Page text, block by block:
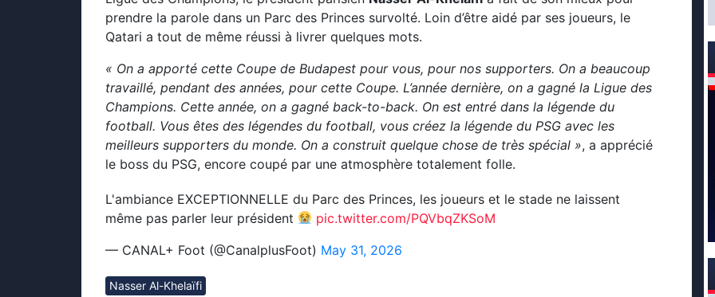
prendre la parole dans un Parc des Princes survolté. Loin d’être aidé par ses joueurs, le
Qatari a tout de même réussi à livrer quelques mots.
« On a apporté cette Coupe de Budapest pour vous, pour nos supporters. On a beaucoup
travaillé, pendant des années, pour cette Coupe. L’année dernière, on a gagné la Ligue des
Champions. Cette année, on a gagné back-to-back. On est entré dans la légende du
football. Vous êtes des légendes du football, vous créez la légende du PSG avec les
meilleurs supporters du monde. On a construit quelque chose de très spécial », a apprécié
le boss du PSG, encore coupé par une atmosphère totalement folle.
L'ambiance EXCEPTIONNELLE du Parc des Princes, les joueurs et le stade ne laissent
même pas parler leur président
pic.twitter.com/PQVbqZKSoM
— CANAL+ Foot (@CanalplusFoot) May 31, 2026
Nasser Al-Khelaïfi